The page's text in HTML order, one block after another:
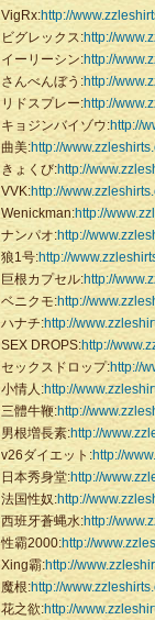
VigRx:http://
ビグレックス:http://
イーリーシン:http://
さんべんぼう:http://
リドスプレー:http://
キョジンバイゾウ:http://
曲美:http://
きょくび:http://
VVK:http://
Wenickman:http://
ナンパオ:http://
狼1号:http://
巨根カプセル:http://
ベニクモ:http://
ハナチ:http://
SEX DROPS:http://
セックスドロップ:http://
小情人:http://
三體牛鞭:http://
男根増長素:http://
v26ダイエット:http://
日本秀身堂:http://
法国性奴:http://
西班牙蒼蝿水:http://
性霸2000:http://
Xing霸:http://
魔根:http://
花之欲:http://